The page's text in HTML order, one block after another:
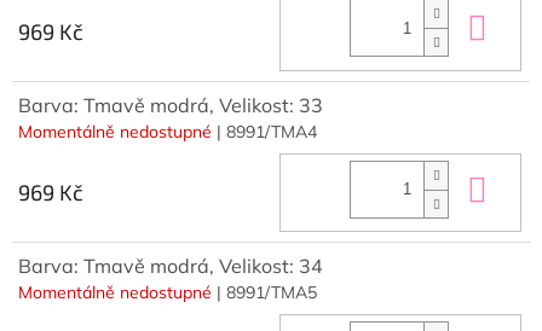
969 Kč
Barva: Tmavě modrá, Velikost: 33
Momentálně nedostupné | 8991/TMA4
969 Kč
Barva: Tmavě modrá, Velikost: 34
Momentálně nedostupné | 8991/TMA5